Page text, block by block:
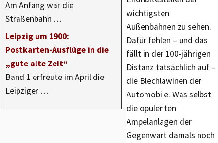
Am Anfang war die
Straßenbahn …
Leipzig um 1900:
Postkarten-Ausflüge in die
„gute alte Zeit“
Band 1 erfreute im April die
Leipziger …
wichtigsten
Außenbahnen zu sehen.
Dafür fehlen – und das
fällt in der 100-jährigen
Distanz tatsächlich auf –
die Blechlawinen der
Automobile. Was selbst
die opulenten
Ampelanlagen der
Gegenwart damals noch